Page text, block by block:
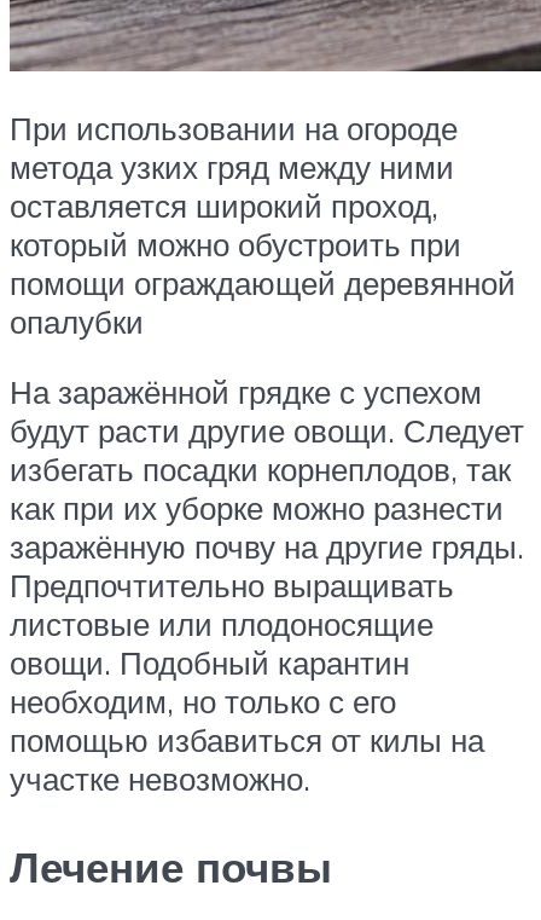
При использовании на огороде
метода узких гряд между ними
оставляется широкий проход,
который можно обустроить при
помощи ограждающей деревянной
опалубки
На заражённой грядке с успехом
будут расти другие овощи. Следует
избегать посадки корнеплодов, так
как при их уборке можно разнести
заражённую почву на другие гряды.
Предпочтительно выращивать
листовые или плодоносящие
овощи. Подобный карантин
необходим, но только с его
помощью избавиться от килы на
участке невозможно.
Лечение почвы